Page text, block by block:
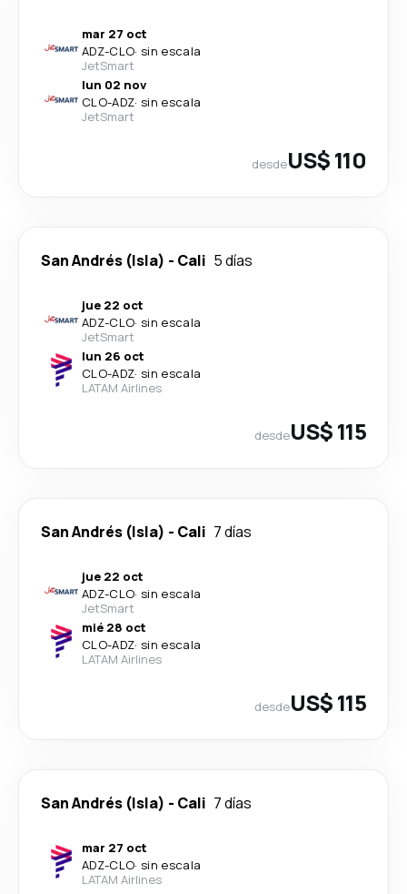
mar 27 oct
ADZ-CLO· sin escala
JetSmart
lun 02 nov
CLO-ADZ· sin escala
JetSmart
desdeUS$ 110
San Andrés (Isla) - Cali 5 días
jue 22 oct
ADZ-CLO· sin escala
JetSmart
lun 26 oct
CLO-ADZ· sin escala
LATAM Airlines
desdeUS$ 115
San Andrés (Isla) - Cali 7 días
jue 22 oct
ADZ-CLO· sin escala
JetSmart
mié 28 oct
CLO-ADZ· sin escala
LATAM Airlines
desdeUS$ 115
San Andrés (Isla) - Cali 7 días
mar 27 oct
ADZ-CLO· sin escala
LATAM Airlines